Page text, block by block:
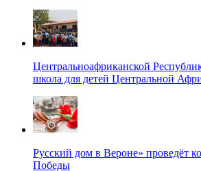
Центральноафриканской
школа для детей Центральной
Русский дом в Вероне» проведёт
Победы